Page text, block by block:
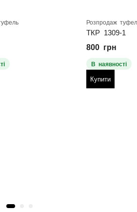
Розпродаж
ТКР 1309-1
800 грн
В наявності
Купити